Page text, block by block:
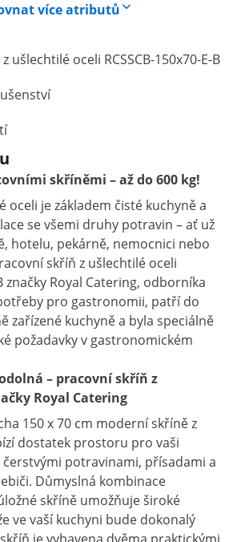
více atributů
ušlechtilé oceli RCSSCB-150x70-E-B
skříněmi – až do 600 kg!
oceli je základem čisté kuchyně a
se všemi druhy potravin – ať už
hotelu, pekárně, nemocnici nebo
skříň z ušlechtilé oceli
značky Royal Catering, odborníka
pro gastronomii, patří do
zařízené kuchyně a byla speciálně
požadavky v gastronomickém
– pracovní skříň z
Royal Catering
150 x 70 cm moderní skříně z
dostatek prostoru pro vaši
potravinami, přísadami a
Důmyslná kombinace
skříně umožňuje široké
ve vaší kuchyni bude dokonalý